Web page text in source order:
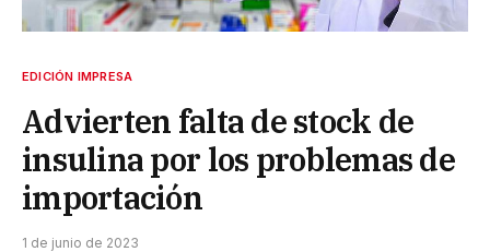
EDICIÓN IMPRESA
Advierten falta de stock de
insulina por los problemas de
importación
1 de junio de 2023